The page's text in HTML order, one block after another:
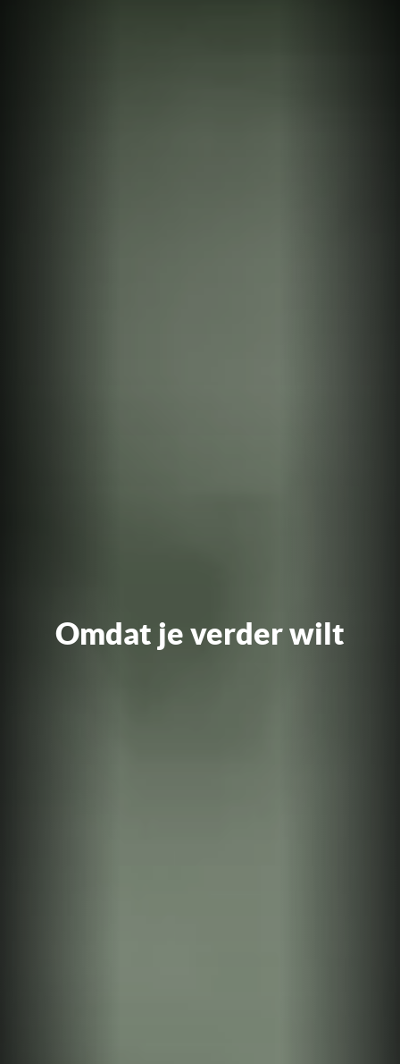
Omdat je verder wilt